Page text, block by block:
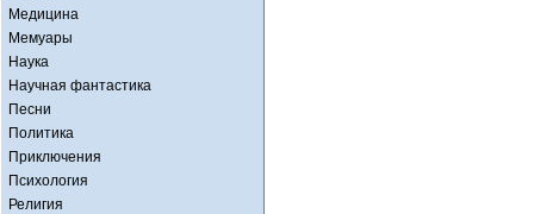
Медицина
Мемуары
Наука
Научная фантастика
Песни
Политика
Приключения
Психология
Религия